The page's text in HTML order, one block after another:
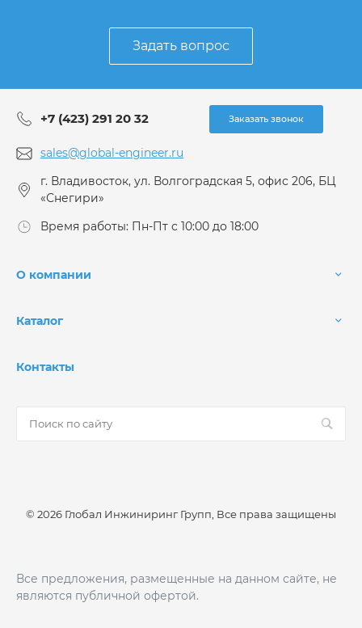
Задать вопрос
+7 (423) 291 20 32 Заказать звонок
sales@global-engineer.ru
г. Владивосток, ул. Волгоградская 5, офис 206, БЦ
«Снегири»
Время работы: Пн-Пт с 10:00 до 18:00
О компании
Каталог
Контакты
© 2026 Глобал Инжиниринг Групп, Все права защищены
Все предложения, размещенные на данном сайте, не
являются публичной офертой.